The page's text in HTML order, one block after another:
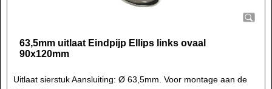
63,5mm uitlaat Eindpijp Ellips links ovaal
90x120mm
Uitlaat sierstuk Aansluiting: Ø 63,5mm. Voor montage aan de